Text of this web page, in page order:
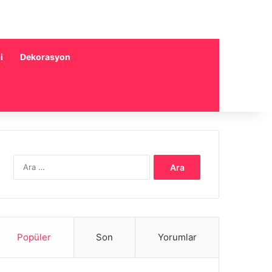
Dekorasyon
Popüler Son Yorumlar